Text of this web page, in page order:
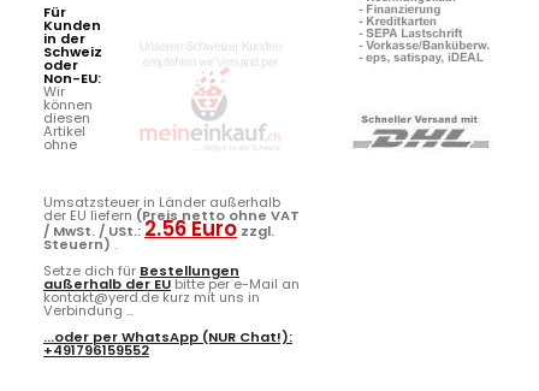
Für
Kunden
in der
Schweiz
oder
Non-EU:
Wir
können
diesen
Artikel
ohne
Umsatzsteuer in Länder außerhalb
der EU liefern (Preis netto ohne VAT
/ MwSt. / USt.:2.56 Euro zzgl.
Steuern) .
Setze dich für Bestellungen
außerhalb der EUbitte per e-Mail an
kontakt@yerd.de kurz mit uns in
Verbindung ...
...oder perWhatsApp (NUR Chat!):
+491796159552